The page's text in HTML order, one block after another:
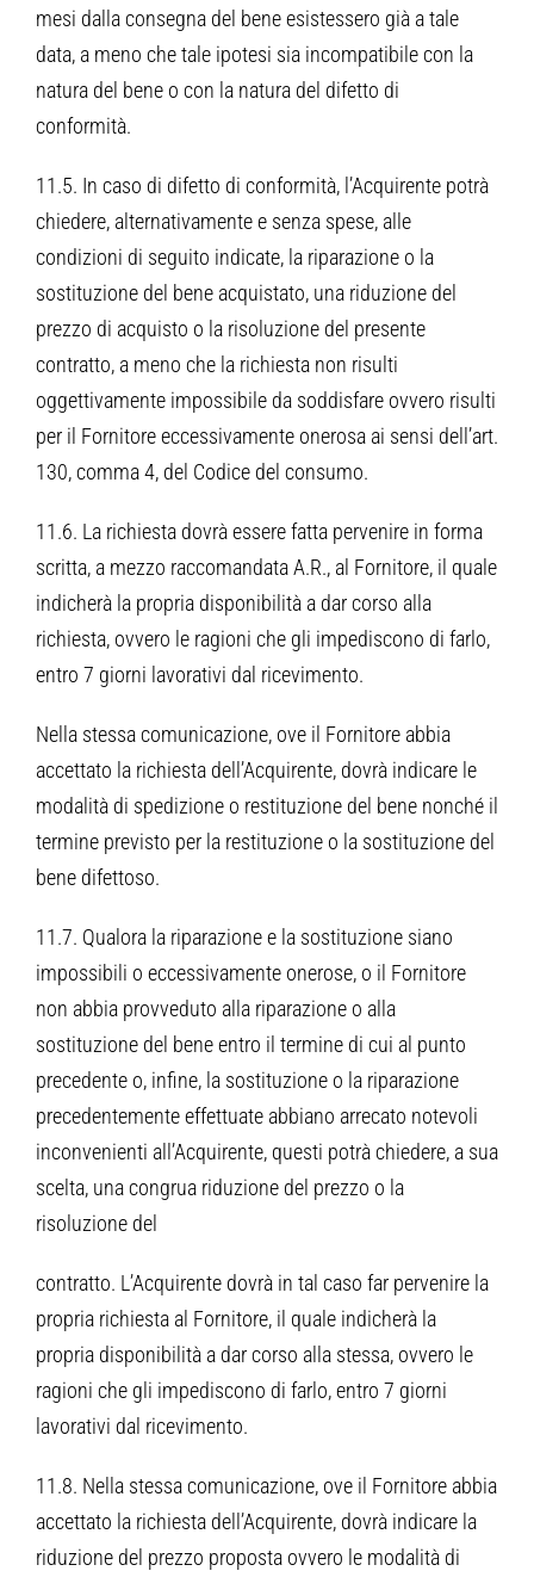
mesi dalla consegna del bene esistessero già a tale
data, a meno che tale ipotesi sia incompatibile con la
natura del bene o con la natura del difetto di
conformità.
11.5. In caso di difetto di conformità, l’Acquirente potrà
chiedere, alternativamente e senza spese, alle
condizioni di seguito indicate, la riparazione o la
sostituzione del bene acquistato, una riduzione del
prezzo di acquisto o la risoluzione del presente
contratto, a meno che la richiesta non risulti
oggettivamente impossibile da soddisfare ovvero risulti
per il Fornitore eccessivamente onerosa ai sensi dell’art.
130, comma 4, del Codice del consumo.
11.6. La richiesta dovrà essere fatta pervenire in forma
scritta, a mezzo raccomandata A.R., al Fornitore, il quale
indicherà la propria disponibilità a dar corso alla
richiesta, ovvero le ragioni che gli impediscono di farlo,
entro 7 giorni lavorativi dal ricevimento.
Nella stessa comunicazione, ove il Fornitore abbia
accettato la richiesta dell’Acquirente, dovrà indicare le
modalità di spedizione o restituzione del bene nonché il
termine previsto per la restituzione o la sostituzione del
bene difettoso.
11.7. Qualora la riparazione e la sostituzione siano
impossibili o eccessivamente onerose, o il Fornitore
non abbia provveduto alla riparazione o alla
sostituzione del bene entro il termine di cui al punto
precedente o, infine, la sostituzione o la riparazione
precedentemente effettuate abbiano arrecato notevoli
inconvenienti all’Acquirente, questi potrà chiedere, a sua
scelta, una congrua riduzione del prezzo o la
risoluzione del
contratto. L’Acquirente dovrà in tal caso far pervenire la
propria richiesta al Fornitore, il quale indicherà la
propria disponibilità a dar corso alla stessa, ovvero le
ragioni che gli impediscono di farlo, entro 7 giorni
lavorativi dal ricevimento.
11.8. Nella stessa comunicazione, ove il Fornitore abbia
accettato la richiesta dell’Acquirente, dovrà indicare la
riduzione del prezzo proposta ovvero le modalità di